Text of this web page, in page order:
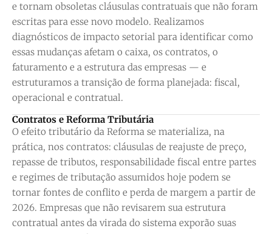
e tornam obsoletas cláusulas contratuais que não foram
escritas para esse novo modelo. Realizamos
diagnósticos de impacto setorial para identificar como
essas mudanças afetam o caixa, os contratos, o
faturamento e a estrutura das empresas — e
estruturamos a transição de forma planejada: fiscal,
operacional e contratual.
Contratos e Reforma Tributária
O efeito tributário da Reforma se materializa, na
prática, nos contratos: cláusulas de reajuste de preço,
repasse de tributos, responsabilidade fiscal entre partes
e regimes de tributação assumidos hoje podem se
tornar fontes de conflito e perda de margem a partir de
2026. Empresas que não revisarem sua estrutura
contratual antes da virada do sistema exporão suas